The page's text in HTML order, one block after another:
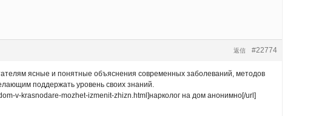
#22774
返信
ясные и понятные объяснения современных заболеваний, методов
поддержать уровень своих знаний.
v-krasnodare-mozhet-izmenit-zhizn.html]нарколог на дом анонимно[/url]